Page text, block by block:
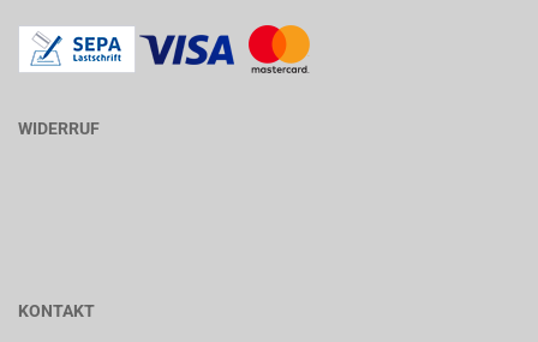
WIDERRUF
KONTAKT